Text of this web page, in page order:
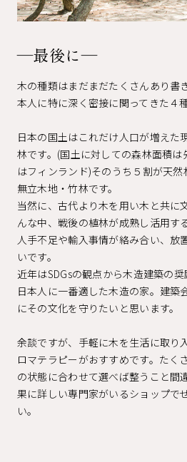
―最後に―
木の種類はまだまだたくさんあり書
本人に特に深く密接に関ってきた４
日本の国土はこれだけ人口が増えた
林です。(国土に対しての森林面積
はフィンランド)そのうち５割が天
無立木地・竹林です。
当然に、古代より木を用い木と共に
んな中、戦後の植林が成熟し活用す
人手不足や輸入事情が絡み合い、放
いです。
近年はSDGsの観点から木造建築の奨
日本人に一番適した木造の家。建築
にその文化を守りたいと思います。
余談ですが、手軽に木を生活に取り
ロマテラピーがおすすめです。たく
の状態に合わせて選べば整うこと間
果に詳しい専門家がいるショップで
い。